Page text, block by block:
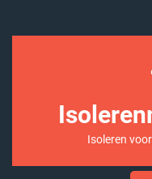
Isoleren